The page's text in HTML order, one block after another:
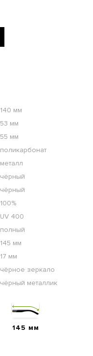
140 мм
53 мм
55 мм
поликарбонат
металл
чёрный
чёрный
100%
UV 400
полный
145 мм
17 мм
чёрное зеркало
чёрный металлик
145 мм